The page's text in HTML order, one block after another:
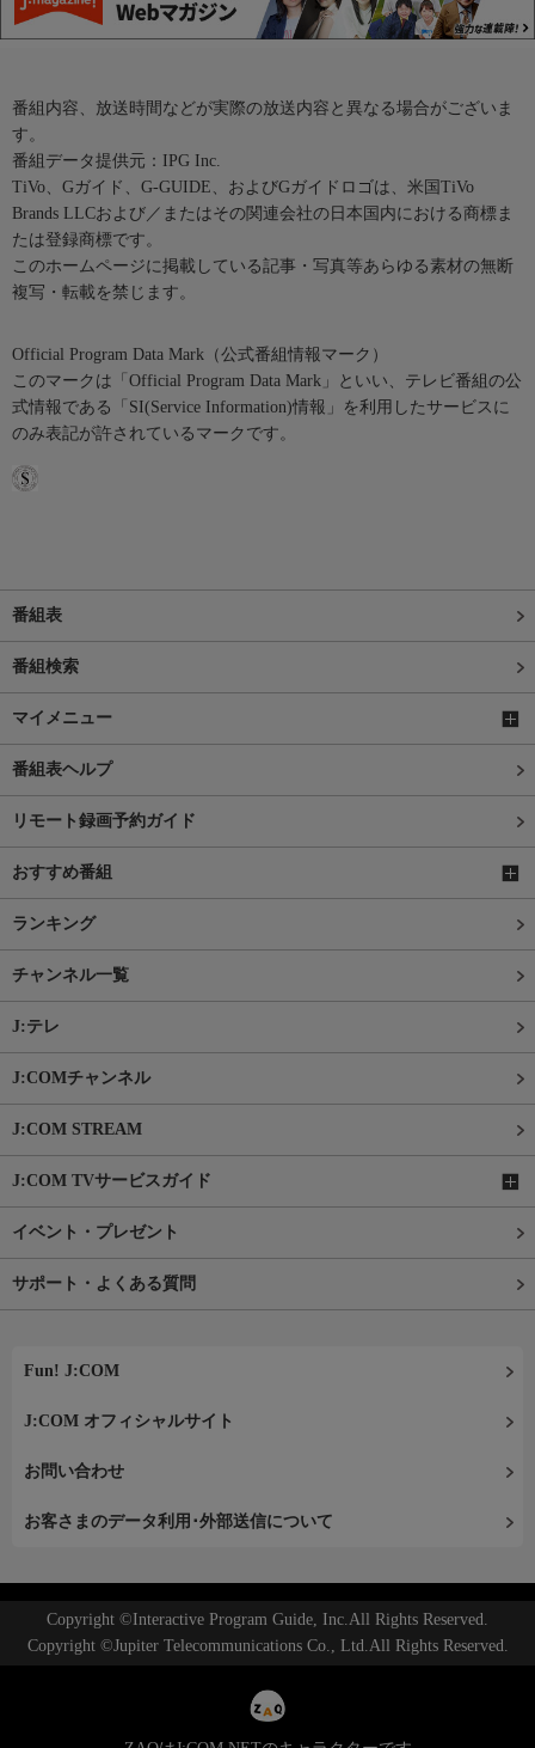
番組内容、放送時間などが実際の放送内容と異なる場合がございま
す。
番組データ提供元：IPG Inc.
TiVo、Gガイド、G-GUIDE、およびGガイドロゴは、米国TiVo
Brands LLCおよび／またはその関連会社の日本国内における商標ま
たは登録商標です。
このホームページに掲載している記事・写真等あらゆる素材の無断
複写・転載を禁じます。
Official Program Data Mark（公式番組情報マーク）
このマークは「Official Program Data Mark」といい、テレビ番組の公
式情報である「SI(Service Information)情報」を利用したサービスに
のみ表記が許されているマークです。
番組表
番組検索
マイメニュー
番組表ヘルプ
リモート録画予約ガイド
おすすめ番組
ランキング
チャンネル一覧
J:テレ
J:COMチャンネル
J:COM STREAM
J:COM TVサービスガイド
イベント・プレゼント
サポート・よくある質問
Fun! J:COM
J:COM オフィシャルサイト
お問い合わせ
お客さまのデータ利用･外部送信について
Copyright ©Interactive Program Guide, Inc.All Rights Reserved.
Copyright ©Jupiter Telecommunications Co., Ltd.All Rights Reserved.